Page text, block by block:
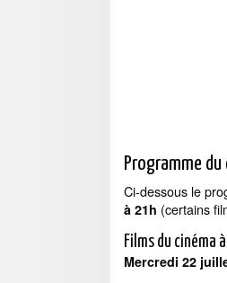
Programme
Ci-dessous le
à 21h (certains
Films du cinéma
Mercredi 22